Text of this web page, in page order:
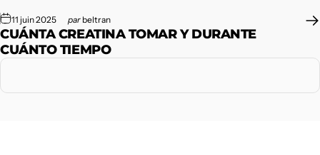
11 juin 2025 par beltran
CUÁNTA CREATINA TOMAR Y DURANTE
CUÁNTO TIEMPO